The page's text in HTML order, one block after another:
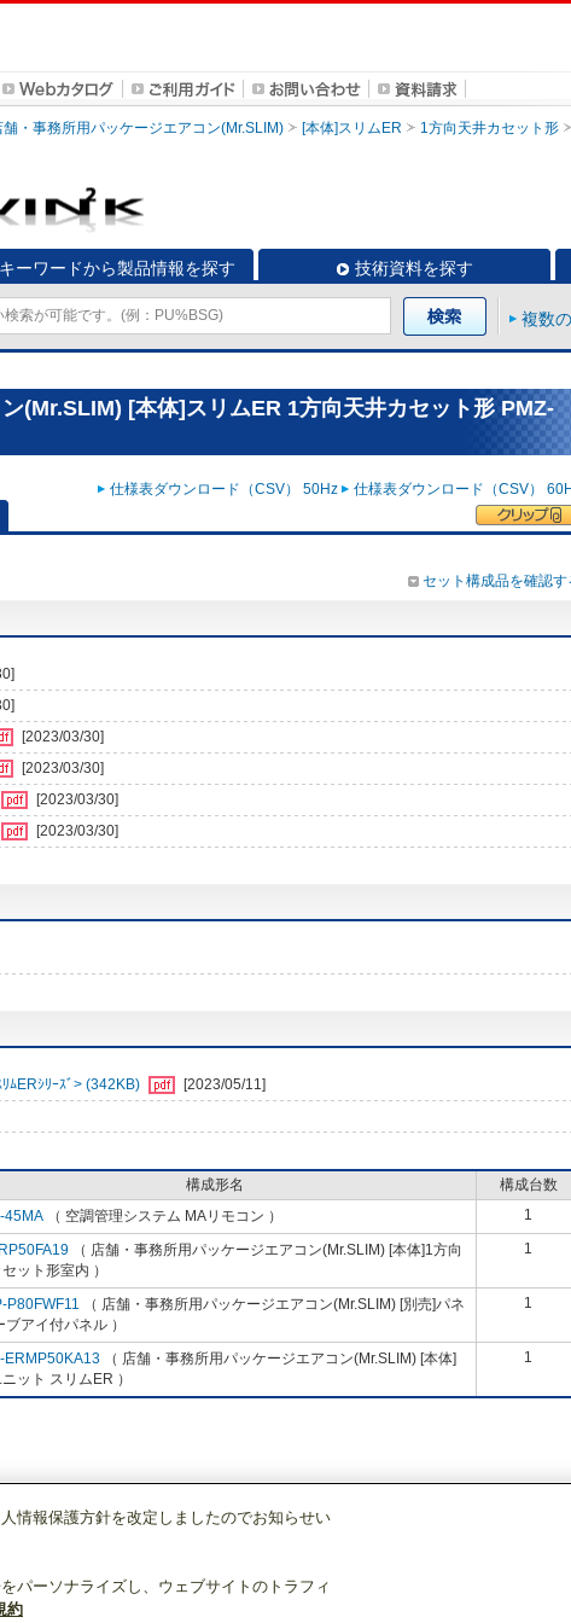
舗・事務所用パッケージエアコン(Mr.SLIM) [本体]スリムER 1方向天井カセット形
キーワードから製品情報を探す 技術資料を探す
複数
(Mr.SLIM) [本体]スリムER 1方向天井カセット形 PMZ-
仕様表ダウンロード（CSV） 50Hz 仕様表ダウンロード（CSV）
セット構成品を確認す
[2023/03/30]
[2023/03/30]
[2023/03/30]
[2023/03/30]
ﾑERｼﾘｰｽﾞ> (342KB)
[2023/05/11]
構成形名
構成台数
45MA （ 空調管理システム MAリモコン ） 1
（ 店舗・事務所用パッケージエアコン(Mr.SLIM) [本体]1方向
ット形室内 ）
1
P80FWF11 （ 店舗・事務所用パッケージエアコン(Mr.SLIM) [別売]パネ
ブアイ付パネル ）
1
ERMP50KA13 （ 店舗・事務所用パッケージエアコン(Mr.SLIM) [本体]
ット スリムER ）
1
情報保護方針を改定しましたのでお知らせい
パーソナライズし、ウェブサイトのトラフィ
約